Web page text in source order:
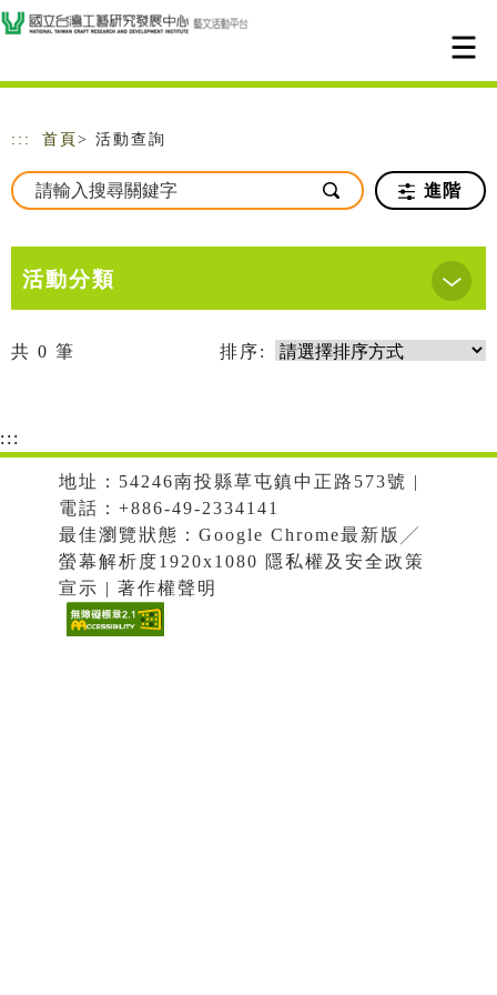
跳到主要內容
網站導覽
::: 首頁 > 活動查詢
進階
活動分類
共 0 筆 排序:
:::
地址：54246南投縣草屯鎮中正路573號 |
電話：+886-49-2334141
最佳瀏覽狀態：Google Chrome最新版╱
螢幕解析度1920x1080 隱私權及安全政策
宣示 | 著作權聲明